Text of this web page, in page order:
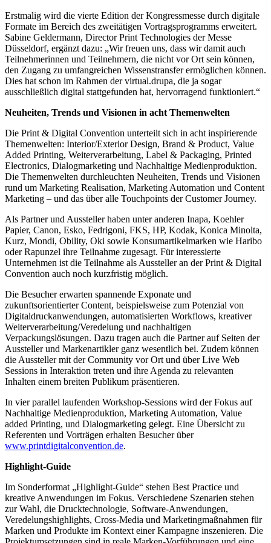
Erstmalig wird die vierte Edition der Kongressmesse durch digitale
Formate im Bereich des zweitätigen Vortragsprogramms erweitert.
Sabine Geldermann, Director Print Technologies der Messe
Düsseldorf, ergänzt dazu: „Wir freuen uns, dass wir damit auch
Teilnehmerinnen und Teilnehmern, die nicht vor Ort sein können,
den Zugang zu umfangreichen Wissenstransfer ermöglichen können.
Dies hat schon im Rahmen der virtual.drupa, die ja sogar
ausschließlich digital stattgefunden hat, hervorragend funktioniert.“
Neuheiten, Trends und Visionen in acht Themenwelten
Die Print & Digital Convention unterteilt sich in acht inspirierende
Themenwelten: Interior/Exterior Design, Brand & Product, Value
Added Printing, Weiterverarbeitung, Label & Packaging, Printed
Electronics, Dialogmarketing und Nachhaltige Medienproduktion.
Die Themenwelten durchleuchten Neuheiten, Trends und Visionen
rund um Marketing Realisation, Marketing Automation und Content
Marketing – und das über alle Touchpoints der Customer Journey.
Als Partner und Aussteller haben unter anderen Inapa, Koehler
Papier, Canon, Esko, Fedrigoni, FKS, HP, Kodak, Konica Minolta,
Kurz, Mondi, Obility, Oki sowie Konsumartikelmarken wie Haribo
oder Rapunzel ihre Teilnahme zugesagt. Für interessierte
Unternehmen ist die Teilnahme als Aussteller an der Print & Digital
Convention auch noch kurzfristig möglich.
Die Besucher erwarten spannende Exponate und
zukunftsorientierter Content, beispielsweise zum Potenzial von
Digitaldruckanwendungen, automatisierten Workflows, kreativer
Weiterverarbeitung/Veredelung und nachhaltigen
Verpackungslösungen. Dazu tragen auch die Partner auf Seiten der
Aussteller und Markenartikler ganz wesentlich bei. Zudem können
die Aussteller mit der Community vor Ort und über Live Web
Sessions in Interaktion treten und ihre Agenda zu relevanten
Inhalten einem breiten Publikum präsentieren.
In vier parallel laufenden Workshop-Sessions wird der Fokus auf
Nachhaltige Medienproduktion, Marketing Automation, Value
added Printing, und Dialogmarketing gelegt. Eine Übersicht zu
Referenten und Vorträgen erhalten Besucher über
www.printdigitalconvention.de.
Highlight-Guide
Im Sonderformat „Highlight-Guide“ stehen Best Practice und
kreative Anwendungen im Fokus. Verschiedene Szenarien stehen
zur Wahl, die Drucktechnologie, Software-Anwendungen,
Veredelungshighlights, Cross-Media und Marketingmaßnahmen für
Marken und Produkte im Kontext einer Kampagne inszenieren. Die